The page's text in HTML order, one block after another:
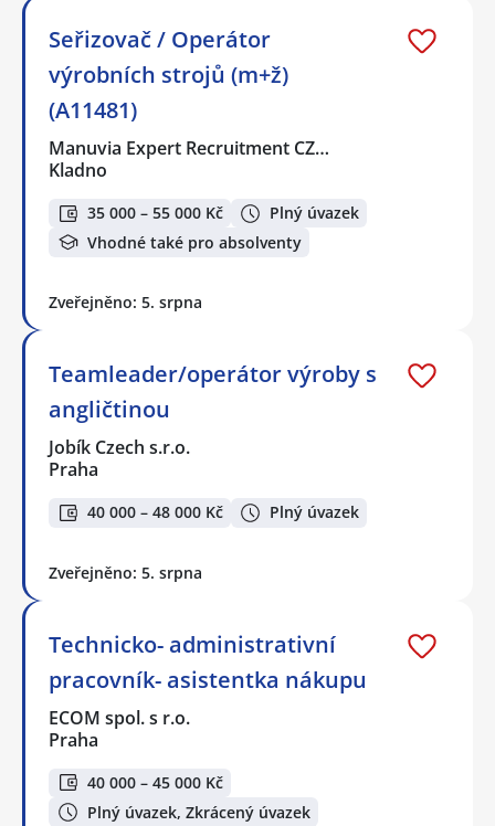
Seřizovač / Operátor
výrobních strojů (m+ž)
(A11481)
Manuvia Expert Recruitment CZ…
Kladno
35 000 – 55 000 Kč
Plný úvazek
Vhodné také pro absolventy
Zveřejněno: 5. srpna
Teamleader/operátor výroby s
angličtinou
Jobík Czech s.r.o.
Praha
40 000 – 48 000 Kč Plný úvazek
Zveřejněno: 5. srpna
Technicko- administrativní
pracovník- asistentka nákupu
ECOM spol. s r.o.
Praha
40 000 – 45 000 Kč
Plný úvazek, Zkrácený úvazek